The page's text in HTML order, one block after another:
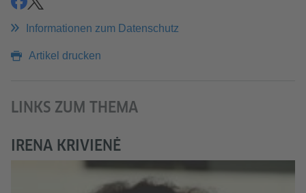
teilenteilen
Informationen zum Datenschutz
Artikel drucken
LINKS ZUM THEMA
IRENA KRIVIENĖ